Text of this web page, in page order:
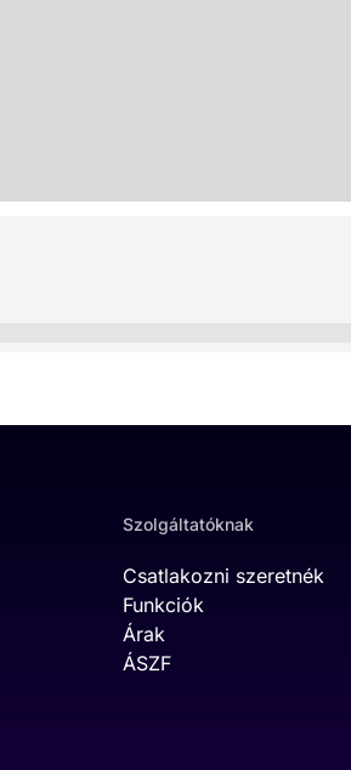
Szolgáltatóknak
Csatlakozni szeretnék
Funkciók
Árak
ÁSZF